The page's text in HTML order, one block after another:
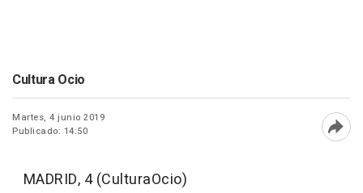
Cultura Ocio
Martes, 4 junio 2019
Publicado: 14:50
MADRID, 4 (CulturaOcio)